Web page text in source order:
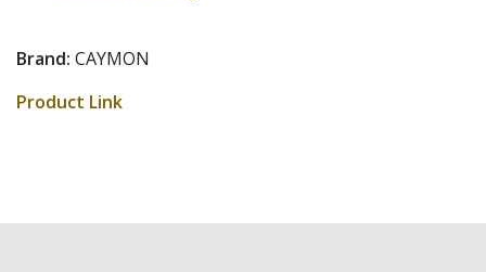
Brand: CAYMON
Product Link